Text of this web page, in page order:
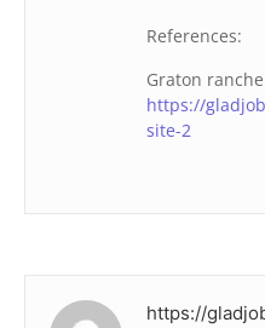
References:
Graton
https://
site-2
https://